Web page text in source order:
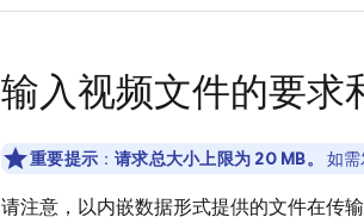
输入视频文件的要求
重要提示 ： 请求总大小上限为 20 MB。 如
请注意，以内嵌数据形式提供的文件在传